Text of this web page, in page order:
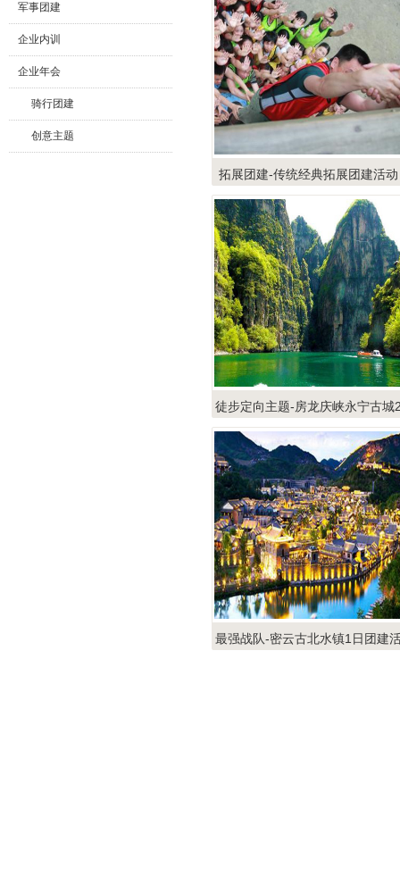
军事团建
企业内训
企业年会
骑行团建
创意主题
拓展团建-传统经典拓展团建活动
徒步定向主题-房龙庆峡永宁古城
日团建
最强战队-密云古北水镇1日团建